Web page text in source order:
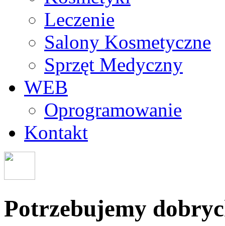
Leczenie
Salony Kosmetyczne
Sprzęt Medyczny
WEB
Oprogramowanie
Kontakt
Potrzebujemy